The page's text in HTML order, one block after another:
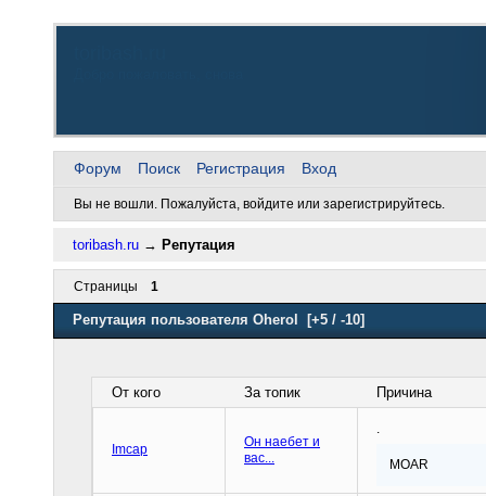
Форум Поиск Регистрация Вход
Вы не вошли. Пожалуйста, войдите или зарегистрируйтесь.
toribash.ru → Репутация
Страницы 1
Репутация пользователя Oherol [+5 / -10]
От кого За топик Причина
Imcap
Он наебет и
вас...
MOAR